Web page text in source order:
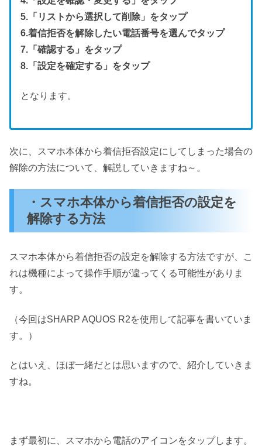
5.「リストから選択して削除」をタップ
6.着信拒否を解除したい電話番号を選んでタップ
7.「確認する」をタップ
8.「設定を確定する」をタップ
となります。
次に、スマホ本体から着信拒否設定にしてしまった場合の
解除の方法について、解説していきますね～。
・スマホ本体から着信拒否の設定を
解除する方法
スマホ本体から着信拒否の設定を解除する方法ですが、こ
れは機種によって操作手順が違ってくる可能性がありま
す。
（今回はSHARP AQUOS R2を使用して記事を書いていま
す。）
とはいえ、ほぼ一緒だとは思いますので、紹介していきま
すね。
まず最初に、スマホから電話のアイコンをタップします。